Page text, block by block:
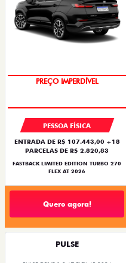
PESSOA FÍSICA
ENTRADA DE R$ 107.443,00 +18
PARCELAS DE R$ 2.820,83
FASTBACK LIMITED EDITION TURBO 270
FLEX AT 2026
Quero agora!
PULSE